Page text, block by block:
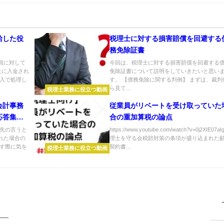
した役
に対して
入金され
で処理し
税理士業務に役立つ動画
税理士に対する損害賠償を回避する
務免除証書
今回は、税理士に対する損害賠償を回避する
免除証書について説明をしていきたいと思い
す。 【債務免除に関する判例】 まずは、裁判
ら見て...
計事務
集」
の言うと
た場合の
際に気を
税理士業務に役立つ動画
従業員がリベートを受け取っていた
合の重加算税の論点
https://www.youtube.com/
理士を守る会税賠対策の条項が盛り込まれた
契約書...